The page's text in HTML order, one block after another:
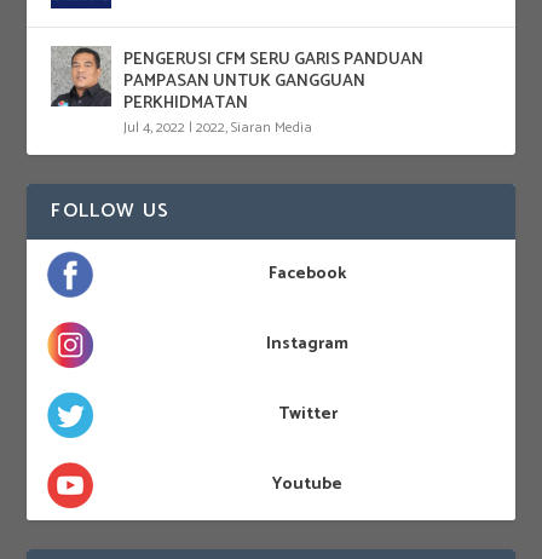
PENGERUSI CFM SERU GARIS PANDUAN
PAMPASAN UNTUK GANGGUAN
PERKHIDMATAN
Jul 4, 2022 |2022,Siaran Media
FOLLOW US
Facebook
Instagram
Twitter
Youtube